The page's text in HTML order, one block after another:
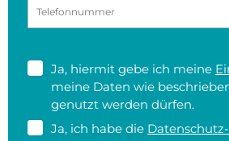
Ja, hiermit gebe ich meine
meine Daten wie
genutzt werden dürfen.
Ja, ich habe die